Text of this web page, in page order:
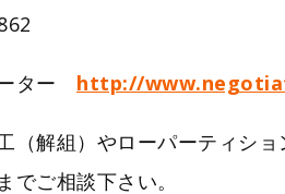
ター http://
（解組）やローパーティシ
でご相談下さい。